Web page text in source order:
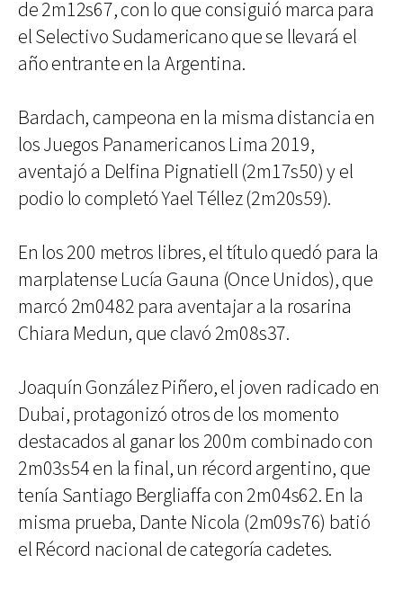
de 2m12s67, con lo que consiguió marca para
el Selectivo Sudamericano que se llevará el
año entrante en la Argentina.
Bardach, campeona en la misma distancia en
los Juegos Panamericanos Lima 2019,
aventajó a Delfina Pignatiell (2m17s50) y el
podio lo completó Yael Téllez (2m20s59).
En los 200 metros libres, el título quedó para la
marplatense Lucía Gauna (Once Unidos), que
marcó 2m0482 para aventajar a la rosarina
Chiara Medun, que clavó 2m08s37.
Joaquín González Piñero, el joven radicado en
Dubai, protagonizó otros de los momento
destacados al ganar los 200m combinado con
2m03s54 en la final, un récord argentino, que
tenía Santiago Bergliaffa con 2m04s62. En la
misma prueba, Dante Nicola (2m09s76) batió
el Récord nacional de categoría cadetes.